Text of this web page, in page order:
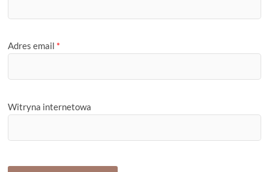
Adres email *
Witryna internetowa